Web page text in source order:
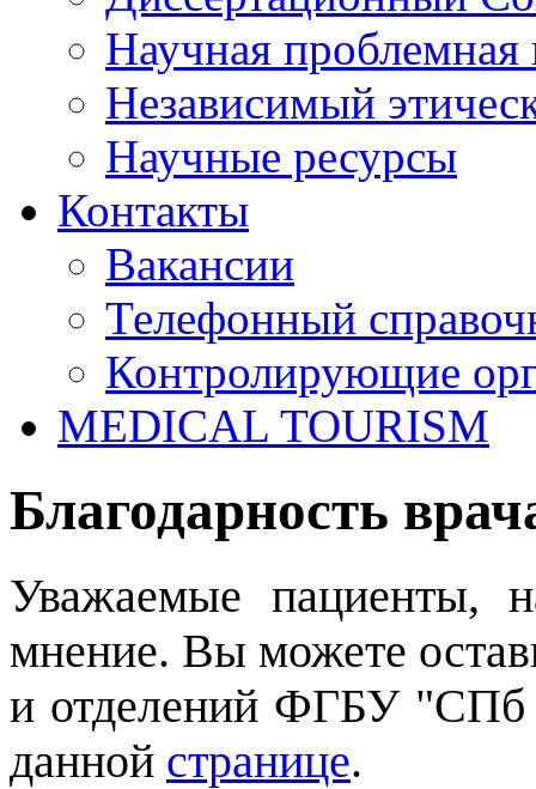
Научная проблемная
Независимый
Научные ресурсы
Контакты
Вакансии
Телефонный
Контролирующие
MEDICAL TOURISM
Благодарность
Уважаемые пациенты,
мнение. Вы можете
и отделений ФГБУ
данной странице.